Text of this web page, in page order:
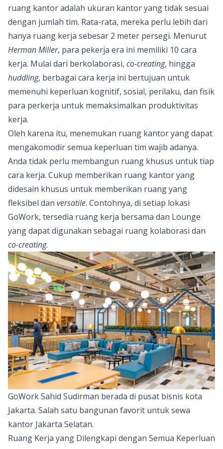
ruang kantor adalah ukuran kantor yang tidak sesuai
dengan jumlah tim. Rata-rata, mereka perlu lebih dari
hanya ruang kerja sebesar 2 meter persegi. Menurut
Herman Miller, para pekerja era ini memiliki 10 cara
kerja. Mulai dari berkolaborasi, co-creating, hingga
huddling, berbagai cara kerja ini bertujuan untuk
memenuhi keperluan kognitif, sosial, perilaku, dan fisik
para perkerja untuk memaksimalkan produktivitas
kerja.
Oleh karena itu, menemukan ruang kantor yang dapat
mengakomodir semua keperluan tim wajib adanya.
Anda tidak perlu membangun ruang khusus untuk tiap
cara kerja. Cukup memberikan ruang kantor yang
didesain khusus untuk memberikan ruang yang
fleksibel dan versatile. Contohnya, di setiap lokasi
GoWork, tersedia ruang kerja bersama dan Lounge
yang dapat digunakan sebagai ruang kolaborasi dan
co-creating.
GoWork Sahid Sudirman berada di pusat bisnis kota
Jakarta. Salah satu bangunan favorit untuk sewa
kantor Jakarta Selatan.
Ruang Kerja yang Dilengkapi dengan Semua Keperluan